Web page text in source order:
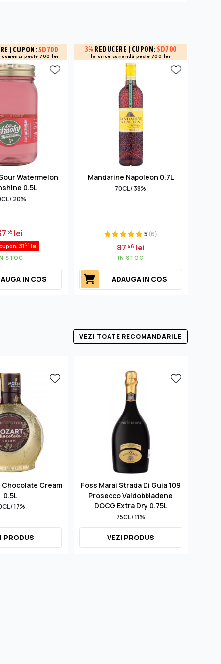
| CUPON: SD700
comenzi peste 700 lei
Watermelon
0.5L
/ 20%
55 lei
3191 lei
STOC
IN COS
3% REDUCERE | CUPON:SD700
la orice comandă peste 700 lei
Mandarine Napoleon 0.7L
70CL / 38%
5 (6)
87 46 lei
IN STOC
ADAUGA IN COS
VEZI TOATE RECOMANDARILE
Cream
0.5L
/ 17%
PRODUS
Foss Marai Strada Di Guia 109
Prosecco Valdobbiadene
DOCG Extra Dry 0.75L
75CL / 11%
VEZI PRODUS